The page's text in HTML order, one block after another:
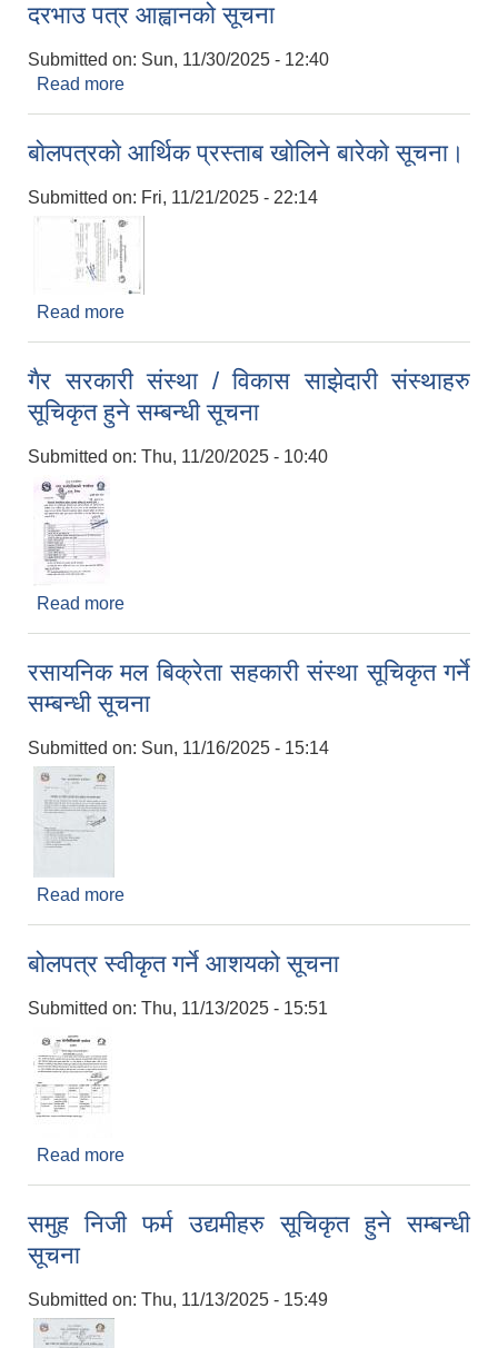
दरभाउ पत्र आह्वानको सूचना
Submitted on: Sun, 11/30/2025 - 12:40
Read more
बाेलपत्रकाे आर्थिक प्रस्ताब खाेलिने बारेकाे सूचना।
Submitted on: Fri, 11/21/2025 - 22:14
Read more
गैर सरकारी संस्था / विकास साझेदारी संस्थाहरु
सूचिकृत हुने सम्बन्धी सूचना
Submitted on: Thu, 11/20/2025 - 10:40
Read more
रसायनिक मल बिक्रेता सहकारी संस्था सूचिकृत गर्ने
सम्बन्धी सूचना
Submitted on: Sun, 11/16/2025 - 15:14
Read more
बोलपत्र स्वीकृत गर्ने आशयको सूचना
Submitted on: Thu, 11/13/2025 - 15:51
Read more
समुह निजी फर्म उद्यमीहरु सूचिकृत हुने सम्बन्धी
सूचना
Submitted on: Thu, 11/13/2025 - 15:49